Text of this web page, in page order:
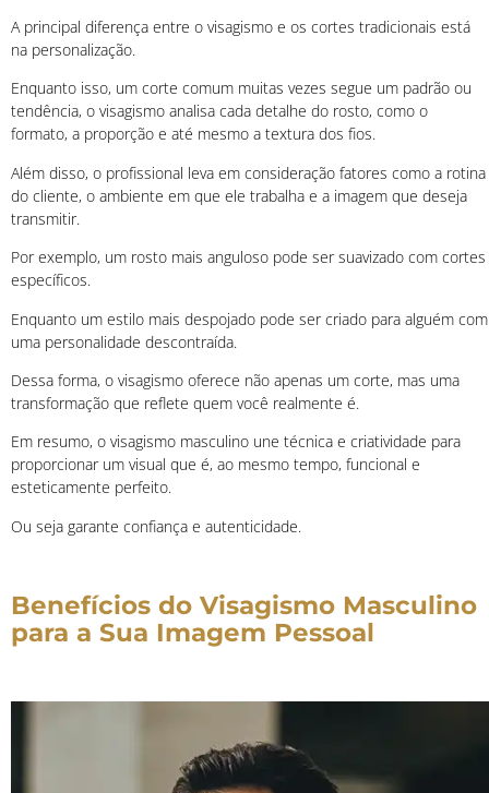
A principal diferença entre o visagismo e os cortes tradicionais está
na personalização.
Enquanto isso, um corte comum muitas vezes segue um padrão ou
tendência, o visagismo analisa cada detalhe do rosto, como o
formato, a proporção e até mesmo a textura dos fios.
Além disso, o profissional leva em consideração fatores como a rotina
do cliente, o ambiente em que ele trabalha e a imagem que deseja
transmitir.
Por exemplo, um rosto mais anguloso pode ser suavizado com cortes
específicos.
Enquanto um estilo mais despojado pode ser criado para alguém com
uma personalidade descontraída.
Dessa forma, o visagismo oferece não apenas um corte, mas uma
transformação que reflete quem você realmente é.
Em resumo, o visagismo masculino une técnica e criatividade para
proporcionar um visual que é, ao mesmo tempo, funcional e
esteticamente perfeito.
Ou seja garante confiança e autenticidade.
Benefícios do Visagismo Masculino
para a Sua Imagem Pessoal